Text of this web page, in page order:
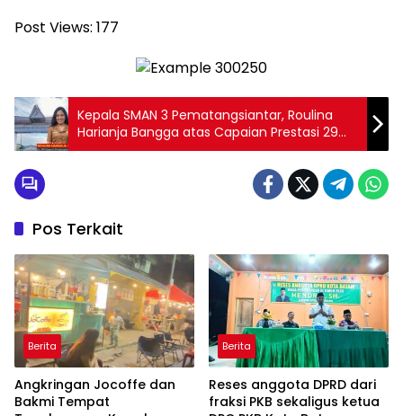
Post Views: 177
Kepala SMAN 3 Pematangsiantar, Roulina
Harianja Bangga atas Capaian Prestasi 29
Siswa Diterima di Berbagai PTN Favorit, Mulai
Pos Terkait
Berita
Angkringan Jocoffe dan
Bakmi Tempat
Berita
Reses anggota DPRD dari
fraksi PKB sekaligus ketua